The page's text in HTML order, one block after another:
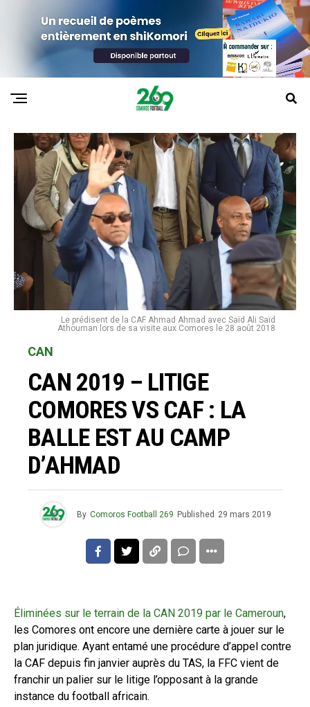
Le prédisent de la CAF Ahmad Ahmad avec Saïd Ali Saïd
Athouman lors de sa visite aux Comores le 28 août 2018
CAN
CAN 2019 – LITIGE
COMORES VS CAF : LA
BALLE EST AU CAMP
D’AHMAD
By Comoros Football 269 Published 29 mars 2019
Éliminées sur le terrain de la CAN 2019 par le Cameroun,
les Comores ont encore une dernière carte à jouer sur le
plan juridique. Ayant entamé une procédure d’appel contre
la CAF depuis fin janvier auprès du TAS, la FFC vient de
franchir un palier sur le litige l’opposant à la grande
instance du football africain.